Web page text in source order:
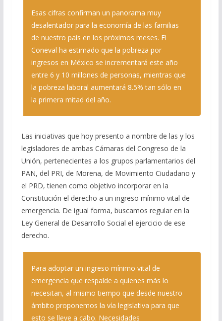
Esas cifras confirman un panorama muy
desalentador para la economía de las familias
de nuestro país en los próximos meses. El
Coneval ha estimado que la pobreza por
ingresos en México se incrementará este año
entre 6 y 10 millones de personas, mientras que
la pobreza laboral aumentará 8.5% tan sólo en
la primera mitad del año.
Las iniciativas que hoy presento a nombre de las y los
legisladores de ambas Cámaras del Congreso de la
Unión, pertenecientes a los grupos parlamentarios del
PAN, del PRI, de Morena, de Movimiento Ciudadano y
el PRD, tienen como objetivo incorporar en la
Constitución el derecho a un ingreso mínimo vital de
emergencia. De igual forma, buscamos regular en la
Ley General de Desarrollo Social el ejercicio de ese
derecho.
Para adoptar un ingreso mínimo vital de
emergencia que respalde a quienes más lo
necesitan, al mismo tiempo que desde nuestro
ámbito proponemos la vía legislativa para que
esto se lleve a cabo. Necesidades